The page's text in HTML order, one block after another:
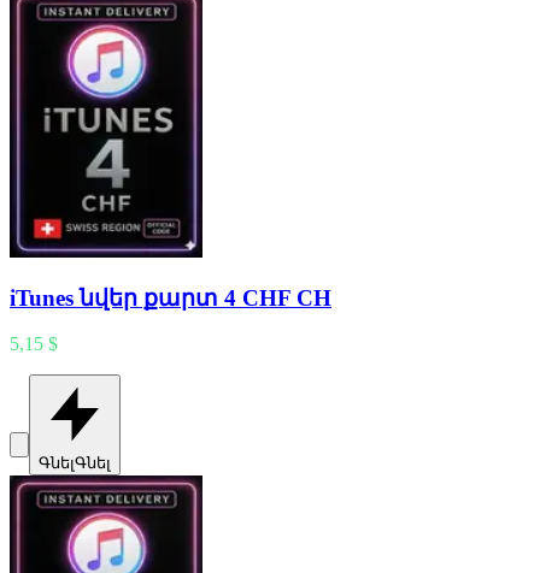
iTunes նվեր քարտ 4 CHF CH
5,15 $
ԳնելԳնել